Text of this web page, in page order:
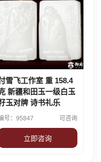
雪飞工作室 重 158.4
新疆和田玉一级白玉
玉对牌 诗书礼乐
号：95847 可咨询
立即咨询